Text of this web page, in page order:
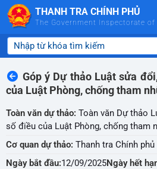
Skip to Main Content
THANH TRA CHÍNH PHỦ
The Government Inspectorate of
Góp ý Dự thảo Luật sửa
của Luật Phòng, chống tham
Toàn văn dự thảo: Toàn văn Dự thảo
số điều của Luật Phòng, chống tham
Cơ quan dự thảo: Thanh tra Chính phủ
Ngày bắt đầu:12/09/2025Ngày hết